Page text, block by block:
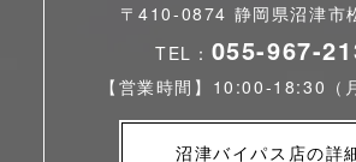
〒410-0874 静岡県沼津市
TEL： 055-967-
【営業時間】10:00-18:30（
沼津バイパス店の詳